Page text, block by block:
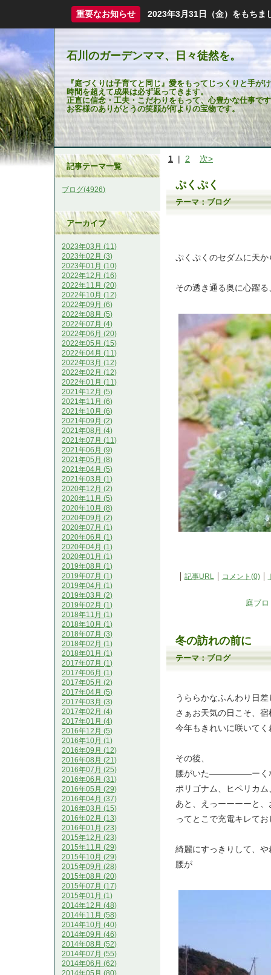
重要なお知らせ 2023年3月31日（金）をもちま
石川のガーデンママ、日々徒然を。
『庭づくりは子育てと同じ』愛をもってじっくりと手が
時間を超えて成果は必ず返ってきます。
正直に信念・工夫・こだわりをもって、心豊かな仕事で
お客様のありがとうの笑顔が何よりの宝物です。
1 | 2 次>
ぷくぷく
テーマ：ブログ
ぷくぷくのセダムに天
その透き通る奥に心躍
記事URL コメント(0)
庭ブ
冬の訪れの前に
テーマ：ブログ
うららかなふんわり日
さぁお天気の日こそ、
今年もきれいに咲いて
その後、
腰がいた―――――ーく
ポリゴナム、ヒペリカ
あと、えっーーーーと
ってとこで充電キレて
綺麗にすっきりして、
腰が
記事テーマ一覧
ブログ(4926)
アーカイブ
2023年03月 (11)
2023年02月 (3)
2023年01月 (10)
2022年12月 (16)
2022年11月 (20)
2022年10月 (12)
2022年09月 (6)
2022年08月 (5)
2022年07月 (4)
2022年06月 (20)
2022年05月 (15)
2022年04月 (11)
2022年03月 (12)
2022年02月 (12)
2022年01月 (11)
2021年12月 (5)
2021年11月 (6)
2021年10月 (6)
2021年09月 (2)
2021年08月 (4)
2021年07月 (11)
2021年06月 (9)
2021年05月 (8)
2021年04月 (5)
2021年03月 (1)
2020年12月 (2)
2020年11月 (5)
2020年10月 (8)
2020年09月 (2)
2020年07月 (1)
2020年06月 (1)
2020年04月 (1)
2020年01月 (1)
2019年08月 (1)
2019年07月 (1)
2019年04月 (1)
2019年03月 (2)
2019年02月 (1)
2018年11月 (1)
2018年10月 (1)
2018年07月 (3)
2018年02月 (1)
2018年01月 (1)
2017年07月 (1)
2017年06月 (1)
2017年05月 (2)
2017年04月 (5)
2017年03月 (3)
2017年02月 (4)
2017年01月 (4)
2016年12月 (5)
2016年10月 (1)
2016年09月 (12)
2016年08月 (21)
2016年07月 (25)
2016年06月 (31)
2016年05月 (29)
2016年04月 (37)
2016年03月 (15)
2016年02月 (13)
2016年01月 (23)
2015年12月 (23)
2015年11月 (29)
2015年10月 (29)
2015年09月 (28)
2015年08月 (20)
2015年07月 (17)
2015年01月 (1)
2014年12月 (48)
2014年11月 (58)
2014年10月 (40)
2014年09月 (46)
2014年08月 (52)
2014年07月 (55)
2014年06月 (62)
2014年05月 (80)